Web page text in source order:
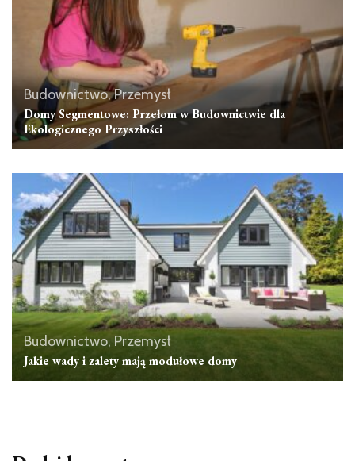
Budownictwo, Przemysł
Domy Segmentowe: Przełom w Budownictwie dla
Ekologicznego Przyszłości
Budownictwo, Przemysł
Jakie wady i zalety mają modułowe domy